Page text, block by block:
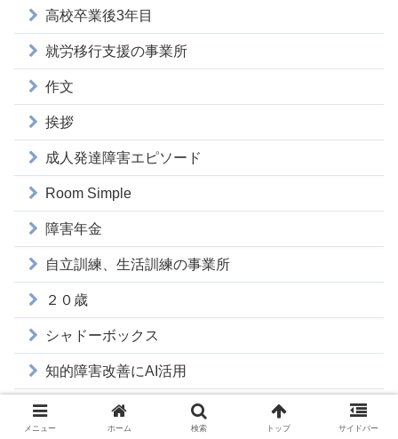
高校卒業後3年目
就労移行支援の事業所
作文
挨拶
成人発達障害エピソード
Room Simple
障害年金
自立訓練、生活訓練の事業所
２０歳
シャドーボックス
知的障害改善にAI活用
マナー
メニュー ホーム 検索 トップ サイドバー